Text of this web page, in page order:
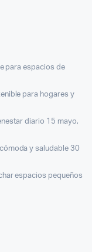
para espacios de
para hogares y
diario 15 mayo,
y saludable 30
espacios pequeños